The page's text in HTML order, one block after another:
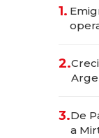
1.
2.
las
3.De
a